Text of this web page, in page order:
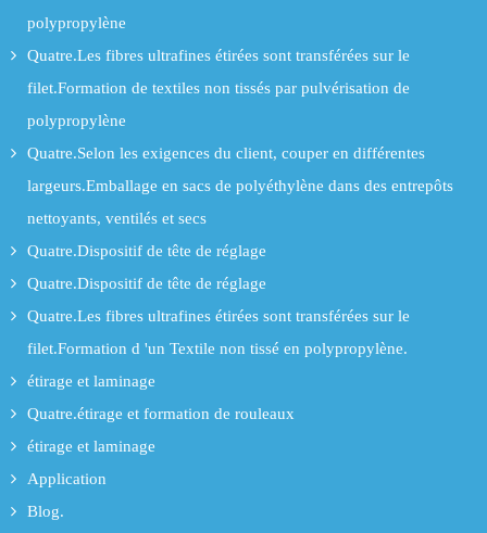
polypropylène
Quatre.Les fibres ultrafines étirées sont transférées sur le
filet.Formation de textiles non tissés par pulvérisation de
polypropylène
Quatre.Selon les exigences du client, couper en différentes
largeurs.Emballage en sacs de polyéthylène dans des entrepôts
nettoyants, ventilés et secs
Quatre.Dispositif de tête de réglage
Quatre.Dispositif de tête de réglage
Quatre.Les fibres ultrafines étirées sont transférées sur le
filet.Formation d 'un Textile non tissé en polypropylène.
étirage et laminage
Quatre.étirage et formation de rouleaux
étirage et laminage
Application
Blog.